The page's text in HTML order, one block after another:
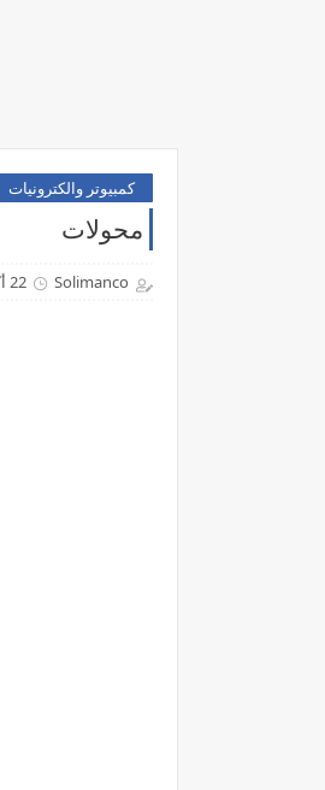
كمبيوتر والكترونيات
محولات
Solimanco 22 أكتوبر 2019